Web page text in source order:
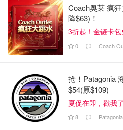
Coach奥莱 疯
降$63)！
3折起！金链卡
0 Coach
抢！Patagonia
$54(原$109)
夏促在即，戳我
8 Patagonia